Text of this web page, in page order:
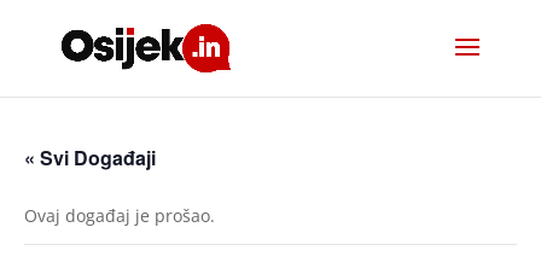
« Svi Događaji
Ovaj događaj je prošao.